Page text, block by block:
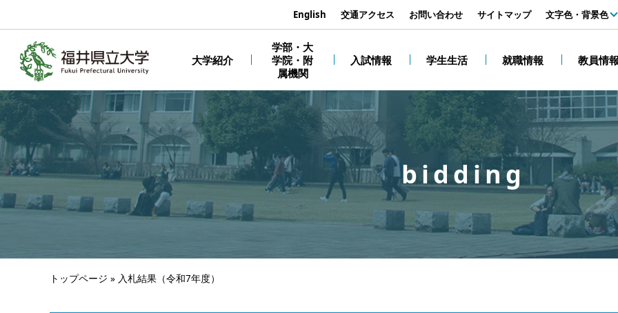
大学紹介
学部・大
学院・附
属機関
入試情報 学生生活 就職情報 教員情
English 交通アクセス お問い合わせ サイトマップ 文字色・背景色
黒
bidding
トップページ » 入札結果（令和7年度）